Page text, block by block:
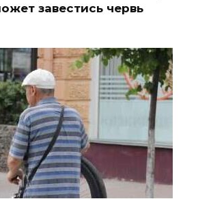
завестись червь